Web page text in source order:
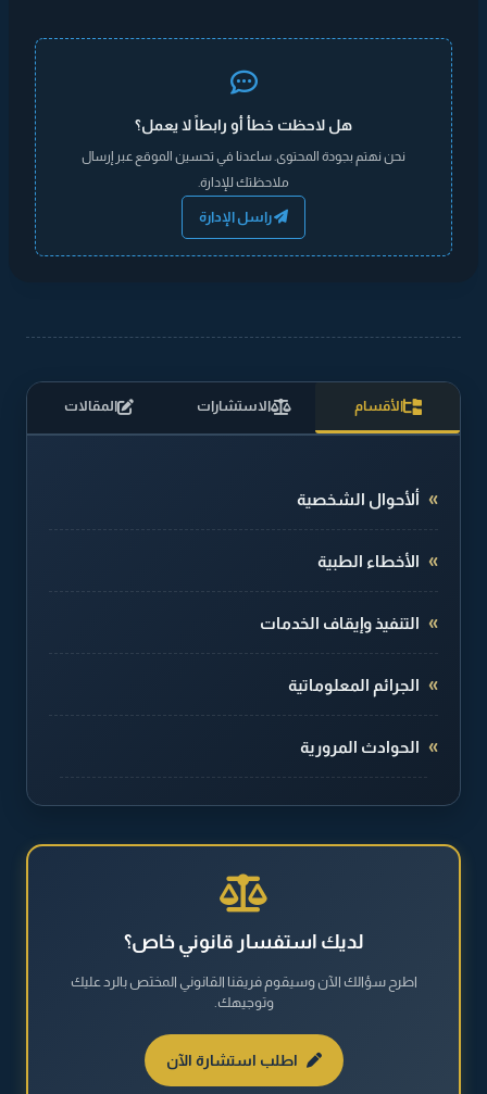
هل لاحظت خطأ أو رابطاً لا يعمل؟
نحن نهتم بجودة المحتوى. ساعدنا في تحسين الموقع عبر إرسال
ملاحظتك للإدارة.
راسل الإدارة
الأقسام الاستشارات المقالات
ألأحوال الشخصية
الأخطاء الطبية
التنفيذ وإيقاف الخدمات
الجرائم المعلوماتية
الحوادث المرورية
الطلاق والخلع
القضايا العقارية
القضايا العمالية
القضايا المالية
لديك استفسار قانوني خاص؟
اطرح سؤالك الآن وسيقوم فريقنا القانوني المختص بالرد عليك
وتوجيهك.
اطلب استشارة الآن